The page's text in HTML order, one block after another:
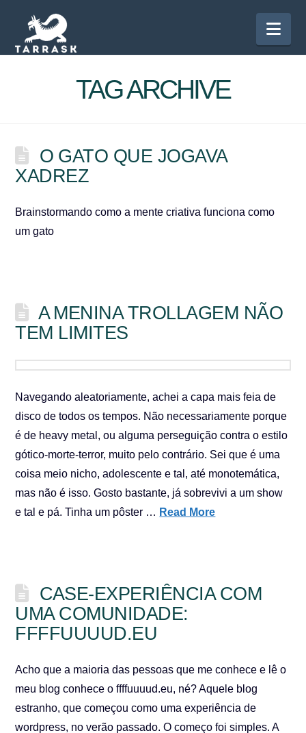
TAG ARCHIVE
O GATO QUE JOGAVA
XADREZ
Brainstormando como a mente criativa funciona como
um gato
A MENINA TROLLAGEM NÃO
TEM LIMITES
Navegando aleatoriamente, achei a capa mais feia de
disco de todos os tempos. Não necessariamente porque
é de heavy metal, ou alguma perseguição contra o estilo
gótico-morte-terror, muito pelo contrário. Sei que é uma
coisa meio nicho, adolescente e tal, até monotemática,
mas não é isso. Gosto bastante, já sobrevivi a um show
e tal e pá. Tinha um pôster … Read More
CASE-EXPERIÊNCIA COM
UMA COMUNIDADE:
FFFFUUUUD.EU
Acho que a maioria das pessoas que me conhece e lê o
meu blog conhece o ffffuuuud.eu, né? Aquele blog
estranho, que começou como uma experiência de
wordpress, no verão passado. O começo foi simples. A